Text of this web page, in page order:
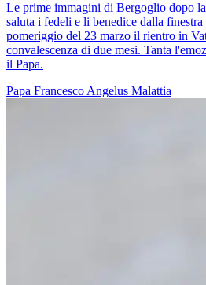
Le prime immagini di Bergoglio dopo
saluta i fedeli e li benedice dalla
pomeriggio del 23 marzo il rientro in
convalescenza di due mesi. Tanta
il Papa.
Papa Francesco Angelus Malattia